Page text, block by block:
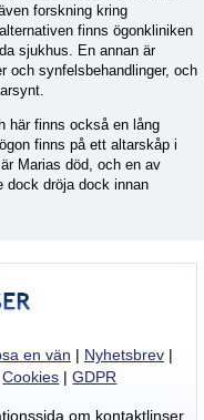
forskning kring
finns ögonkliniken
sjukhus. En annan är
och synfelsbehandlinger, och
här finns också en lång
finns på ett altarskåp i
Marias död, och en av
dock dröja dock innan
en vän | Nyhetsbrev|
Cookies |GDPR
om kontaktlinser,